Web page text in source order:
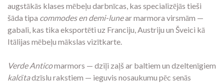
augstākās klases mēbeļu darbnīcas, kas specializējās tieši
šāda tipa commodes en demi-lunear marmora virsmām —
gabali, kas tika eksportēti uz Franciju, Austriju un Šveici kā
Itālijas mēbeļu mākslas vizītkarte.
Verde Anticomarmors — dziļi zaļš ar baltiem un dzeltenīgiem
kalcītadzīslu rakstiem — ieguvis nosaukumu pēc senās